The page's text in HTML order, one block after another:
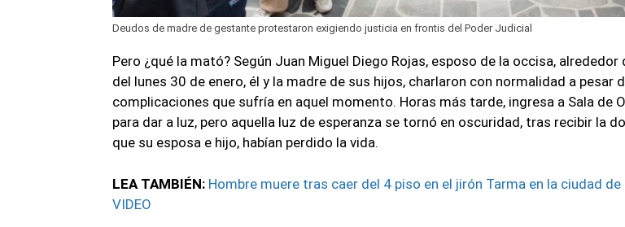
Deudos de madre de gestante protestaron exigiendo justicia en frontis del Poder Judicial
Pero ¿qué la mató? Según Juan Miguel Diego Rojas, esposo de la occisa, alrededor
del lunes 30 de enero, él y la madre de sus hijos, charlaron con normalidad a pesar
complicaciones que sufría en aquel momento. Horas más tarde, ingresa a Sala de
para dar a luz, pero aquella luz de esperanza se tornó en oscuridad, tras recibir la
que su esposa e hijo, habían perdido la vida.
LEA TAMBIÉN: Hombre muere tras caer del 4 piso en el jirón Tarma en la ciudad de
VIDEO